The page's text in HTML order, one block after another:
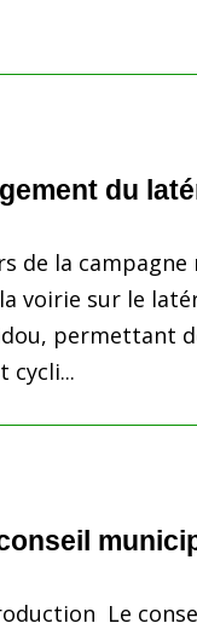
du
de la
voirie sur le
permettant
cycli...
Le